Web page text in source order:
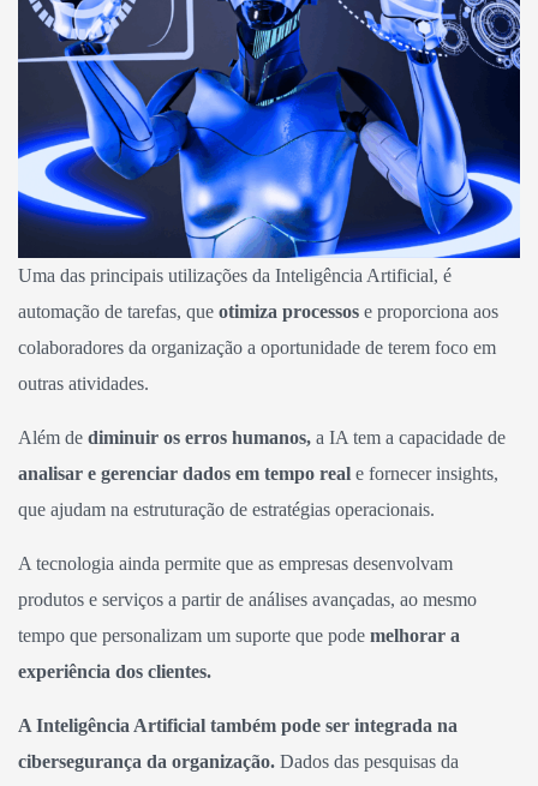
Uma das principais utilizações da Inteligência Artificial, é
automação de tarefas, que otimiza processos e proporciona aos
colaboradores da organização a oportunidade de terem foco em
outras atividades.
Além de diminuir os erros humanos, a IA tem a capacidade de
analisar e gerenciar dados em tempo real e fornecer insights,
que ajudam na estruturação de estratégias operacionais.
A tecnologia ainda permite que as empresas desenvolvam
produtos e serviços a partir de análises avançadas, ao mesmo
tempo que personalizam um suporte que pode melhorar a
experiência dos clientes.
A Inteligência Artificial também pode ser integrada na
cibersegurança da organização. Dados das pesquisas da